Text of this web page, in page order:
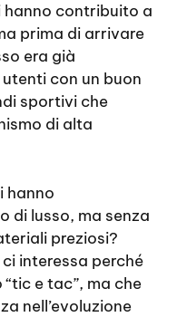
hanno contribuito a
prima di arrivare
era già
con un buon
sportivi che
di alta
hanno
di lusso, ma senza
preziosi?
interessa perché
e tac”, ma che
nell’evoluzione